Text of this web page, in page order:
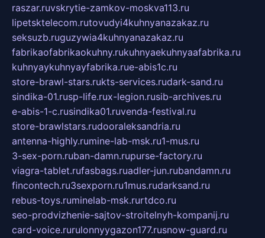
raszar.ruvskrytie-zamkov-moskva113.ru
lipetsktelecom.rutovudyi4kuhnyanazakaz.ru
seksuzb.ruguzywia4kuhnyanazakaz.ru
fabrikaofabrikaokuhny.rukuhnyaekuhnyaafabrika.ru
kuhnyaykuhnyayfabrika.rue-abis1c.ru
store-brawl-stars.rukts-services.rudark-sand.ru
sindika-01.rusp-life.rux-legion.rusib-archives.ru
e-abis-1-c.rusindika01.ruvenda-festival.ru
store-brawlstars.rudooraleksandria.ru
antenna-highly.rumine-lab-msk.ru1-mus.ru
3-sex-porn.ruban-damn.rupurse-factory.ru
viagra-tablet.rufasbags.ruadler-jun.rubandamn.ru
fincontech.ru3sexporn.ru1mus.rudarksand.ru
rebus-toys.ruminelab-msk.rurtdco.ru
seo-prodvizhenie-sajtov-stroitelnyh-kompanij.ru
card-voice.rurulonnyygazon177.rusnow-guard.ru